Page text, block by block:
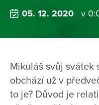
05. 12. 2020 v
Mikuláš svůj svátek
obchází už v
to je? Důvod je